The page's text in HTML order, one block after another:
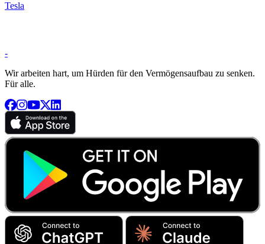
Tesla
-
Wir arbeiten hart, um Hürden für den Vermögensaufbau zu senken.
Für alle.